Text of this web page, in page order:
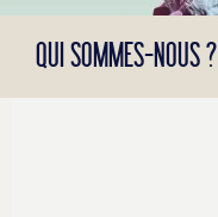
QUI SOMMES-NOUS ?